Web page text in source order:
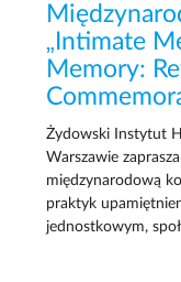
„Intimate
Memory:
Żydowski Instytut
Warszawie
międzynarodową
praktyk
jednostkowym,